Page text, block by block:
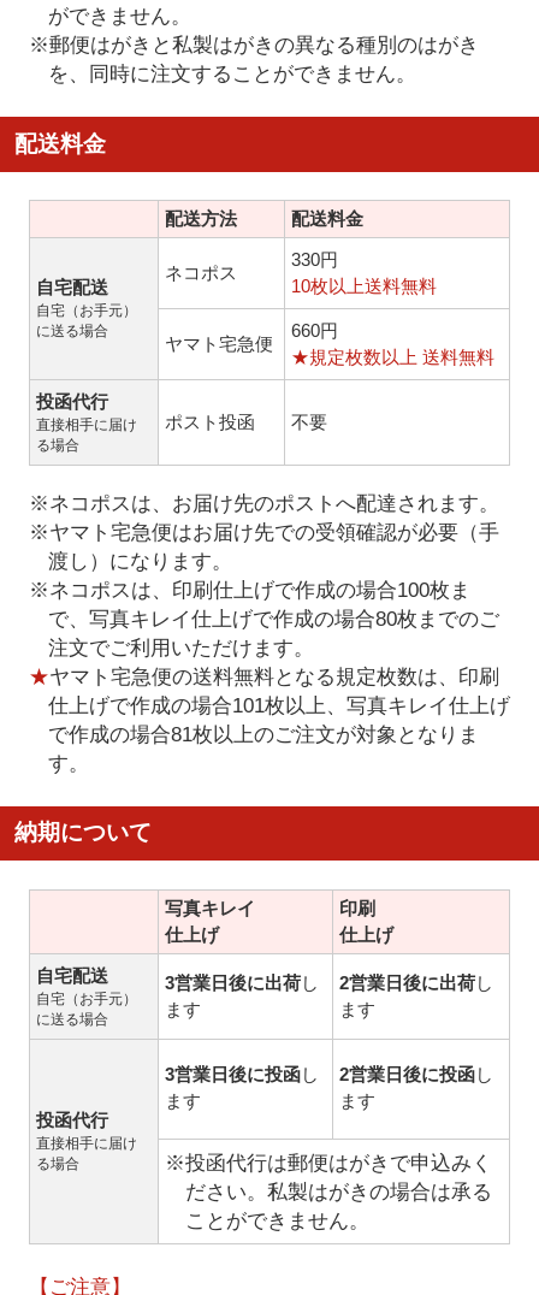
ができません。
※郵便はがきと私製はがきの異なる種別のはがき
を、同時に注文することができません。
配送料金
配送方法 配送料金
自宅配送
自宅（お手元）
に送る場合
ネコポス
330円
10枚以上送料無料
ヤマト宅急便
660円
★規定枚数以上 送料無料
投函代行
直接相手に届け
る場合
ポスト投函 不要
※ネコポスは、お届け先のポストへ配達されます。
※ヤマト宅急便はお届け先での受領確認が必要（手
渡し）になります。
※ネコポスは、印刷仕上げで作成の場合100枚ま
で、写真キレイ仕上げで作成の場合80枚までのご
注文でご利用いただけます。
★ヤマト宅急便の送料無料となる規定枚数は、印刷
仕上げで作成の場合101枚以上、写真キレイ仕上げ
で作成の場合81枚以上のご注文が対象となりま
す。
納期について
写真キレイ
仕上げ
印刷
仕上げ
自宅配送
自宅（お手元）
に送る場合
3営業日後に出荷し
ます
2営業日後に出荷し
ます
投函代行
直接相手に届け
る場合
3営業日後に投函し
ます
2営業日後に投函し
ます
※投函代行は郵便はがきで申込みく
ださい。私製はがきの場合は承る
ことができません。
【ご注意】